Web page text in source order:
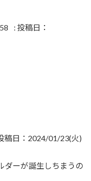
: 投稿日：
稿日：2024/01/23(火)
ダーが誕生しちまうの